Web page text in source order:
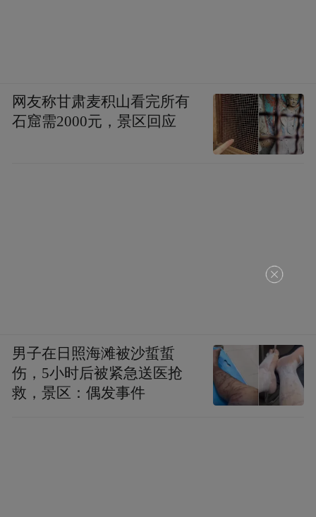
网友称甘肃麦积山看完所有
石窟需2000元，景区回应
男子在日照海滩被沙蜇蜇
伤，5小时后被紧急送医抢
救，景区：偶发事件